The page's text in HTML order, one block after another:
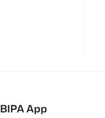
BIPA App